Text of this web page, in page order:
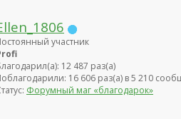
участник
12 487 раз(а)
16 606 раз(а) в 5 210
Форумный маг «благодарок»